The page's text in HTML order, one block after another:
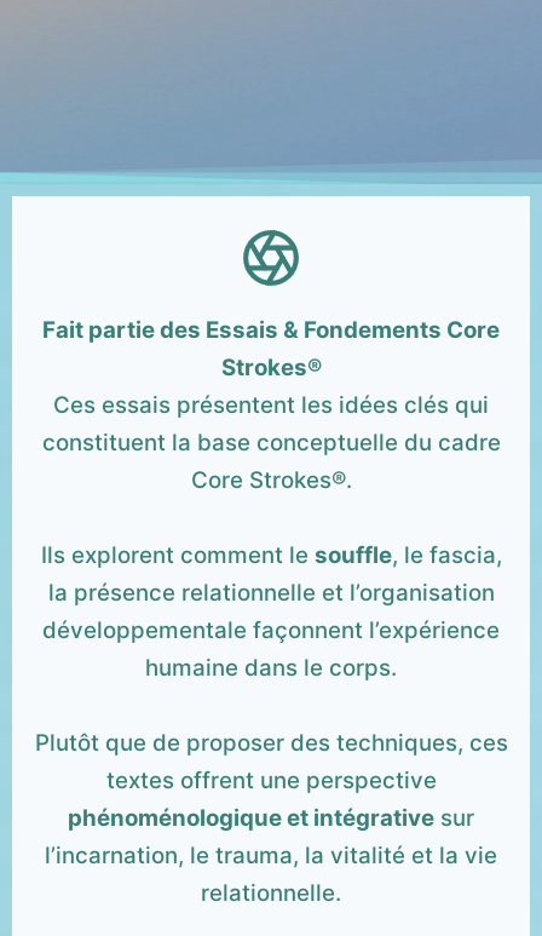
Fait partie des Essais & Fondements Core
Strokes®
Ces essais présentent les idées clés qui
constituent la base conceptuelle du cadre
Core Strokes®.
Ils explorent comment le souffle, le fascia,
la présence relationnelle et l’organisation
développementale façonnent l’expérience
humaine dans le corps.
Plutôt que de proposer des techniques, ces
textes offrent une perspective
phénoménologique et intégrative sur
l’incarnation, le trauma, la vitalité et la vie
relationnelle.